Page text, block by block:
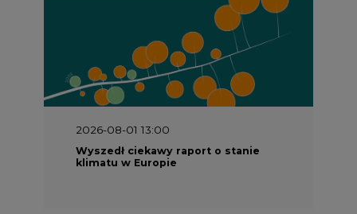
2026-08-01 13:00
Wyszedł ciekawy raport o stanie
klimatu w Europie